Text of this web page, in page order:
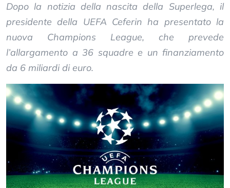
Dopo la notizia della nascita della Superlega, il
presidente della UEFA Ceferin ha presentato la
nuova Champions League, che prevede
l’allargamento a 36 squadre e un finanziamento
da 6 miliardi di euro.